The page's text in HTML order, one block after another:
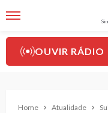
OUVIR RÁDIO
Home Atualidade